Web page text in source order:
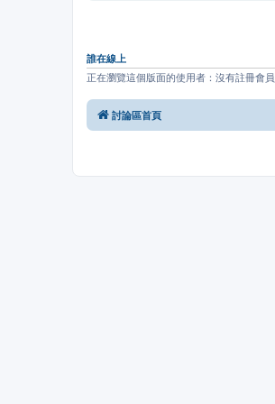
誰在線上
正在瀏覽這個版面的使用者：沒有註冊會員
討論區首頁